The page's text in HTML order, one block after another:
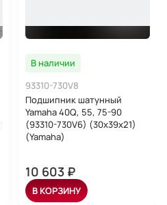
В наличии
93310-730V8
Подшипник шатунный
Yamaha 40Q, 55, 75-90
(93310-730V6) (30x39x21)
(Yamaha)
10 603 ₽
В КОРЗИНУ